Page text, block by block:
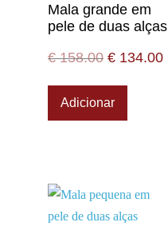
Mala grande em
pele de duas alças
€158.00 € 134.00
Adicionar